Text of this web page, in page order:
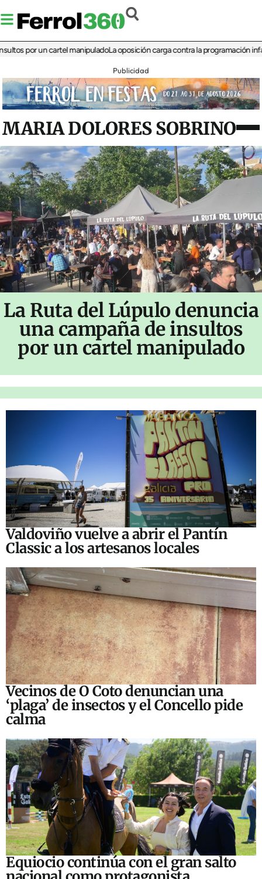
un cartel manipuladoLa oposición carga contra la programación infantil
Publicidad
MARIA DOLORES SOBRINO
La Ruta del Lúpulo denuncia
una campaña de insultos
por un cartel manipulado
Valdoviño vuelve a abrir el Pantín
Classic a los artesanos locales
Vecinos de O Coto denuncian una
‘plaga’ de insectos y el Concello pide
calma
Equiocio continúa con el gran salto